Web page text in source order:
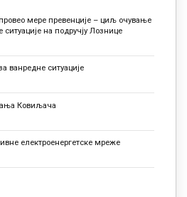
мере превенције – циљ очување
на подручју Лознице
ванредне ситуације
Ковиљача
електроенергетске мреже